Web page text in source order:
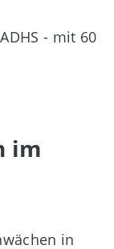
- mit 60
im
in